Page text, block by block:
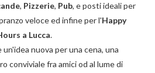
, Pizzerie, Pub, e posti ideali per
veloce ed infine per l'Happy
a Lucca.
nuova per una cena, una
conviviale fra amici od al lume di